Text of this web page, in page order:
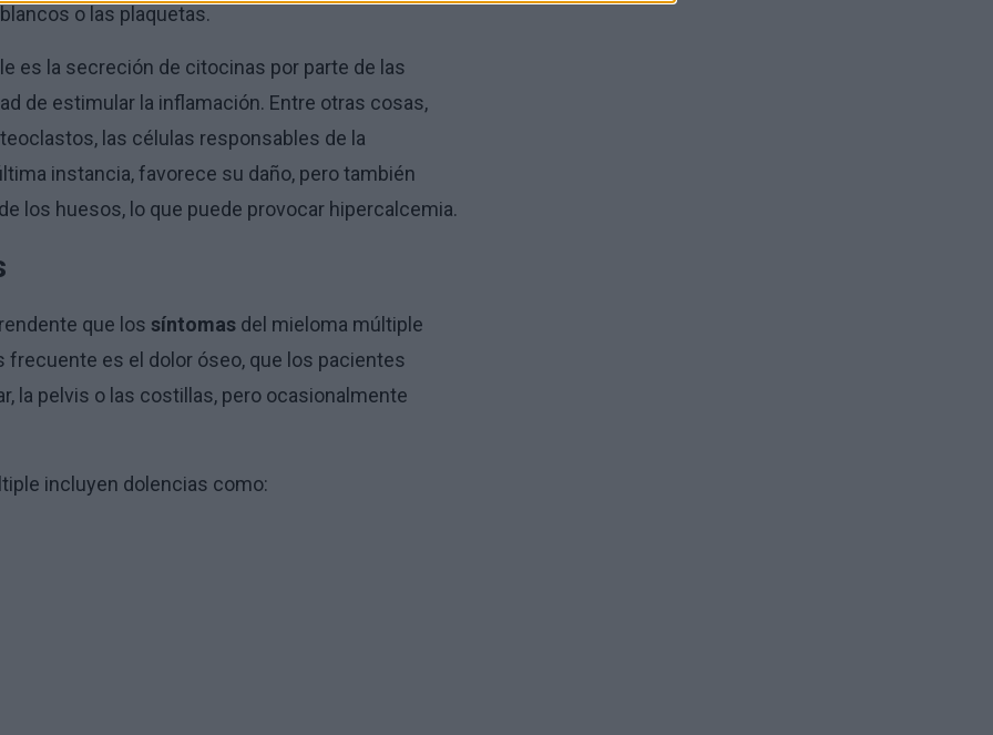
o las plaquetas.
es la secreción de citocinas por parte de las
de estimular la inflamación. Entre otras cosas,
las células responsables de la
instancia, favorece su daño, pero también
los huesos, lo que puede provocar hipercalcemia.
que los síntomas del mieloma múltiple
frecuente es el dolor óseo, que los pacientes
la pelvis o las costillas, pero ocasionalmente
incluyen dolencias como: